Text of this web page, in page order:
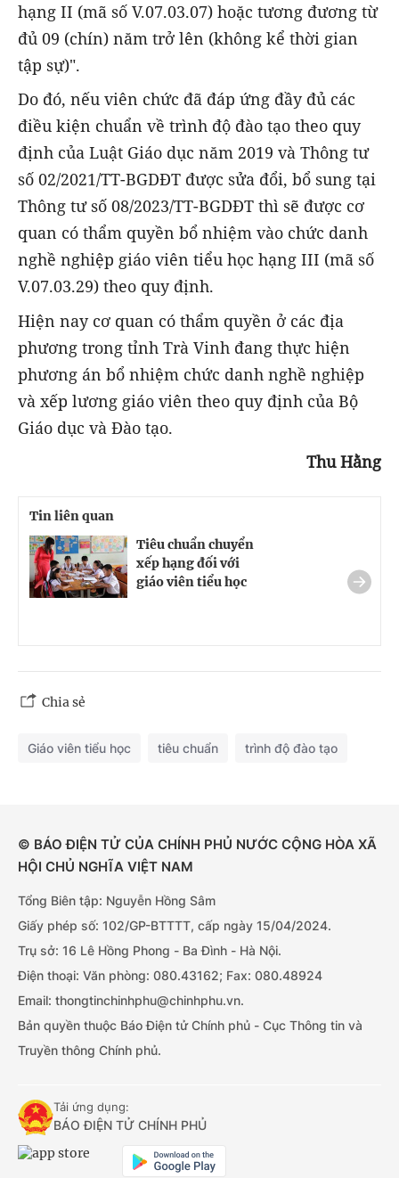
hạng II (mã số V.07.03.07) hoặc tương đương từ
đủ 09 (chín) năm trở lên (không kể thời gian
tập sự)".
Do đó, nếu viên chức đã đáp ứng đầy đủ các
điều kiện chuẩn về trình độ đào tạo theo quy
định của Luật Giáo dục năm 2019 và Thông tư
số 02/2021/TT-BGDĐT được sửa đổi, bổ sung tại
Thông tư số 08/2023/TT-BGDĐT thì sẽ được cơ
quan có thẩm quyền bổ nhiệm vào chức danh
nghề nghiệp giáo viên tiểu học hạng III (mã số
V.07.03.29) theo quy định.
Hiện nay cơ quan có thẩm quyền ở các địa
phương trong tỉnh Trà Vinh đang thực hiện
phương án bổ nhiệm chức danh nghề nghiệp
và xếp lương giáo viên theo quy định của Bộ
Giáo dục và Đào tạo.
Thu Hằng
Tin liên quan
Tiêu chuẩn chuyển
xếp hạng đối với
giáo viên tiểu học
Chia sẻ
Giáo viên tiểu học tiêu chuẩn trình độ đào tạo
© BÁO ĐIỆN TỬ CỦA CHÍNH PHỦ NƯỚC CỘNG HÒA XÃ
HỘI CHỦ NGHĨA VIỆT NAM
Tổng Biên tập: Nguyễn Hồng Sâm
Giấy phép số: 102/GP-BTTTT, cấp ngày 15/04/2024.
Trụ sở: 16 Lê Hồng Phong - Ba Đình - Hà Nội.
Điện thoại: Văn phòng: 080.43162; Fax: 080.48924
Email: thongtinchinhphu@chinhphu.vn.
Bản quyền thuộc Báo Điện tử Chính phủ - Cục Thông tin và
Truyền thông Chính phủ.
Tải ứng dụng:
BÁO ĐIỆN TỬ CHÍNH PHỦ